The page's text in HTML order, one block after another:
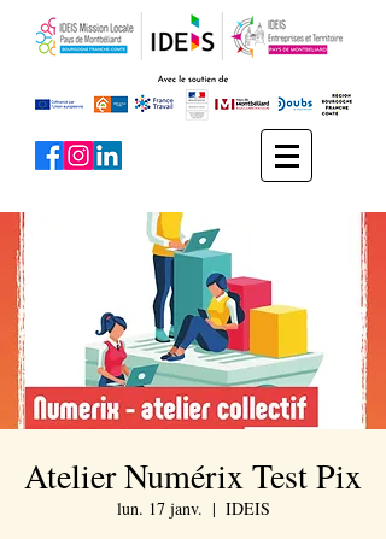
Atelier Numérix Test Pix
lun. 17 janv.
  |
IDEIS